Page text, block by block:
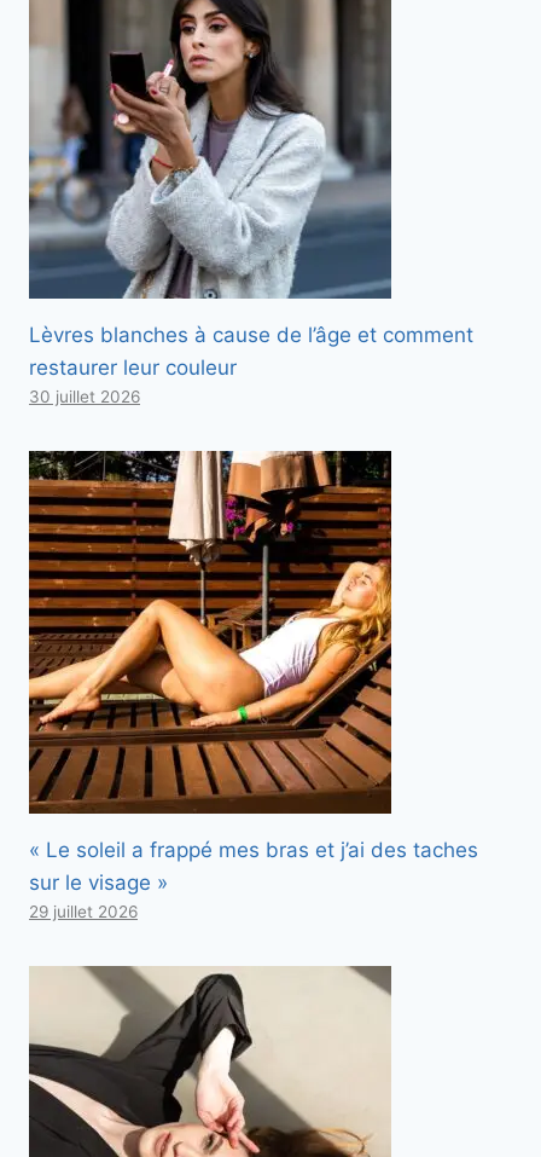
Lèvres blanches à cause de l’âge et comment
restaurer leur couleur
30 juillet 2026
« Le soleil a frappé mes bras et j’ai des taches
sur le visage »
29 juillet 2026